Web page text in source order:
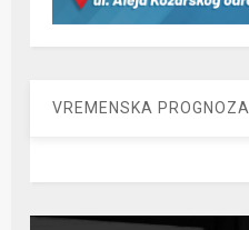
VREMENSKA PROGNOZA